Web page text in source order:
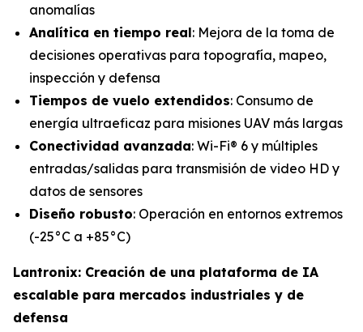
anomalías
Analítica en tiempo real: Mejora de la toma de
decisiones operativas para topografía, mapeo,
inspección y defensa
Tiempos de vuelo extendidos: Consumo de
energía ultraeficaz para misiones UAV más largas
Conectividad avanzada: Wi-Fi® 6 y múltiples
entradas/salidas para transmisión de video HD y
datos de sensores
Diseño robusto: Operación en entornos extremos
(-25°C a +85°C)
Lantronix: Creación de una plataforma de IA
escalable para mercados industriales y de
defensa